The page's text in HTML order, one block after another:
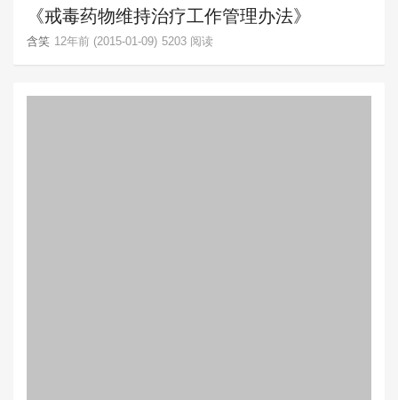
《戒毒药物维持治疗工作管理办法》
含笑 12年前 (2015-01-09) 5203 阅读